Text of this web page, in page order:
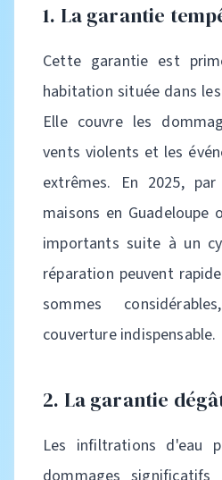
1. La garantie
Cette garantie est
habitation située dans
Elle couvre les
vents violents et les
extrêmes. En 2025, par
maisons en Guadeloupe
importants suite à un
réparation peuvent
sommes
couverture indispensable.
2. La garantie
Les infiltrations d'eau